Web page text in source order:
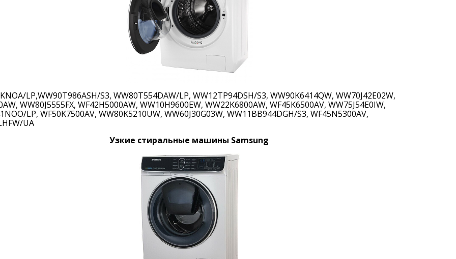
LP,WW90T986ASH/S3, WW80T554DAW/LP, WW12TP94DSH/S3, WW90K6414QW, WW70J42E02W,
WW80J5555FX, WF42H5000AW, WW10H9600EW, WW22K6800AW, WF45K6500AV, WW75J54E0IW,
LP, WF50K7500AV, WW80K5210UW, WW60J30G03W, WW11BB944DGH/S3, WF45N5300AV,
UA
Узкие стиральные машины Samsung